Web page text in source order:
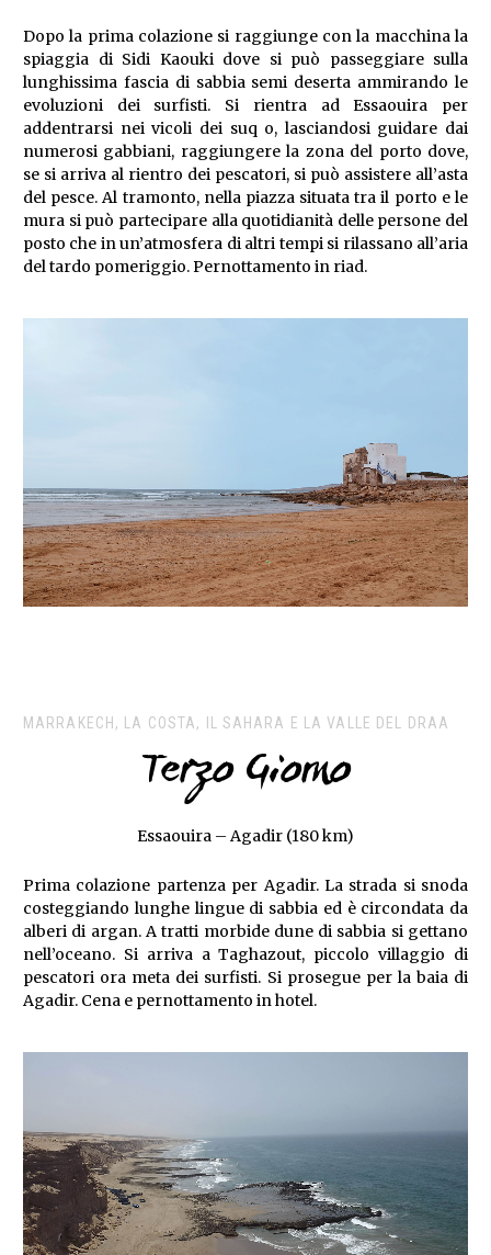
Dopo la prima colazione si raggiunge con la macchina la
spiaggia di Sidi Kaouki dove si può passeggiare sulla
lunghissima fascia di sabbia semi deserta ammirando le
evoluzioni dei surfisti. Si rientra ad Essaouira per
addentrarsi nei vicoli dei suq o, lasciandosi guidare dai
numerosi gabbiani, raggiungere la zona del porto dove,
se si arriva al rientro dei pescatori, si può assistere all’asta
del pesce. Al tramonto, nella piazza situata tra il porto e le
mura si può partecipare alla quotidianità delle persone del
posto che in un’atmosfera di altri tempi si rilassano all’aria
del tardo pomeriggio. Pernottamento in riad.
MARRAKECH, LA COSTA, IL SAHARA E LA VALLE DEL DRAA
Terzo Giorno
Essaouira – Agadir (180 km)
Prima colazione partenza per Agadir. La strada si snoda
costeggiando lunghe lingue di sabbia ed è circondata da
alberi di argan. A tratti morbide dune di sabbia si gettano
nell’oceano. Si arriva a Taghazout, piccolo villaggio di
pescatori ora meta dei surfisti. Si prosegue per la baia di
Agadir. Cena e pernottamento in hotel.